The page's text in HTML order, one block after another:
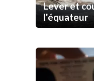
Lever et
l'équateur